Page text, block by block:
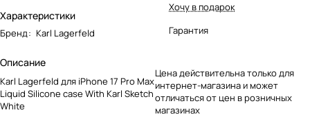
Характеристики
Бренд: Karl Lagerfeld
Описание
Karl Lagerfeld для iPhone 17 Pro Max
Liquid Silicone case With Karl Sketch
White
Хочу в подарок
Гарантия
Цена действительна только для
интернет-магазина и может
отличаться от цен в розничных
магазинах